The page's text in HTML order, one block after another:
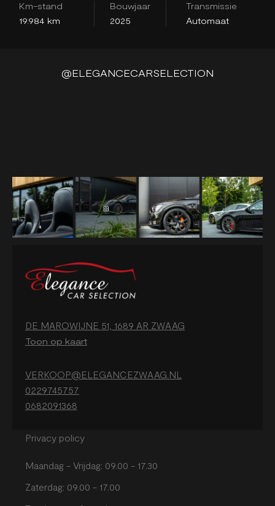
Km-stand
19.984 km
Bouwjaar
2025
Transmissie
Automaat
@ELEGANCECARSELECTION
DE MAROWIJNE 51, 1689 AR ZWAAG
Toon op kaart
VERKOOP@ELEGANCEZWAAG.NL
0229745757
0682091368
Privacy policy
Maandag - Vrijdag: 09.00 - 17.30
Zaterdag: 09.00 - 17.00